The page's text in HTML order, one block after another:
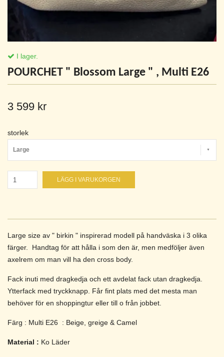
I lager.
POURCHET " Blossom Large " , Multi E26
3 599 kr
storlek
Large
LÄGG I VARUKORGEN
Large size av " birkin " inspirerad modell på handväska i 3 olika
färger. Handtag för att hålla i som den är, men medföljer även
axelrem om man vill ha den cross body.
Fack inuti med dragkedja och ett avdelat fack utan dragkedja.
Ytterfack med tryckknapp. Får fint plats med det mesta man
behöver för en shoppingtur eller till o från jobbet.
Färg : Multi E26 : Beige, greige & Camel
Material : Ko Läder